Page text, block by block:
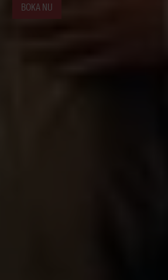
BOKA NU